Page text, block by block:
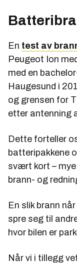
En test av
Peugeot Ion
med en
Haugesund i
og grensen for
etter antenning
Dette forteller
batteripakkene
svært kort –
brann- og
En slik brann
spre seg til
hvor bilen er
Når vi i tillegg